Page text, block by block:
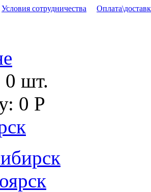
Условия сотрудничества
0 шт.
0 Р